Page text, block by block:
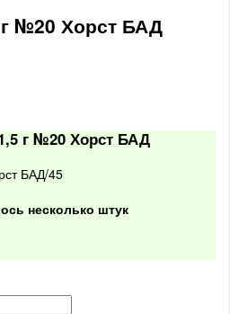
№20 Хорст БАД
г №20 Хорст БАД
БАД/45
несколько штук